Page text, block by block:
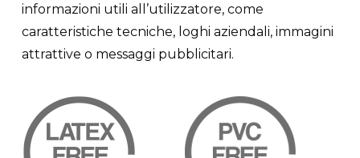
informazioni utili all’utilizzatore, come
caratteristiche tecniche, loghi aziendali, immagini
attrattive o messaggi pubblicitari.